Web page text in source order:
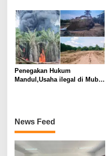
JADI TERSANGKA: KORBAN
DITEMUKAN DALAM KARUNG
DI SAWAH
Penegakan Hukum
Mandul,Usaha ilegal di Muba
News Feed